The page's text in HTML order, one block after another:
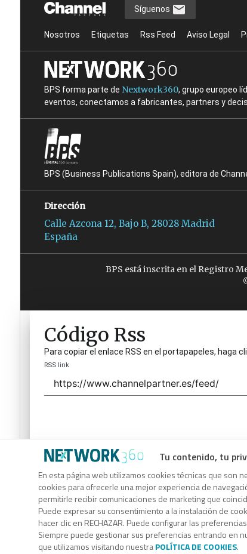
Tu contenido, tu
En esta página web utilizamos cookies técnicas que son
cookies para ofrecerle una mejor experiencia de
permitirle recibir comunicaciones de marketing que
Puede expresar su consentimiento a la instalación de
hacer clic en RECHAZAR. Puede configurar las
Siempre puede gestionar sus preferencias entrando en
que utilizamos visitando nuestraPOLÍTICA DE COOKIES.
Síguenos
Nosotros Etiquetas Rss Feed Aviso Legal
BPS forma parte de Nextwork360, grupo europeo
eventos, conectamos a fabricantes, partners y
BPS (Business Publications Spain), editora de
Dirección
Calle Azcona 12, Bajo B, 28028 Madrid
España
BPS está inscrita en el Registro
Código Rss
Para copiar el enlace RSS en el portapapeles, haga
RSS link
Código Rss
Para copiar el enlace RSS en el portapapeles, haga